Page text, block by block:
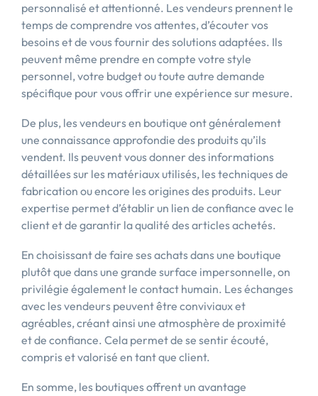
personnalisé et attentionné. Les vendeurs prennent le
temps de comprendre vos attentes, d’écouter vos
besoins et de vous fournir des solutions adaptées. Ils
peuvent même prendre en compte votre style
personnel, votre budget ou toute autre demande
spécifique pour vous offrir une expérience sur mesure.
De plus, les vendeurs en boutique ont généralement
une connaissance approfondie des produits qu’ils
vendent. Ils peuvent vous donner des informations
détaillées sur les matériaux utilisés, les techniques de
fabrication ou encore les origines des produits. Leur
expertise permet d’établir un lien de confiance avec le
client et de garantir la qualité des articles achetés.
En choisissant de faire ses achats dans une boutique
plutôt que dans une grande surface impersonnelle, on
privilégie également le contact humain. Les échanges
avec les vendeurs peuvent être conviviaux et
agréables, créant ainsi une atmosphère de proximité
et de confiance. Cela permet de se sentir écouté,
compris et valorisé en tant que client.
En somme, les boutiques offrent un avantage